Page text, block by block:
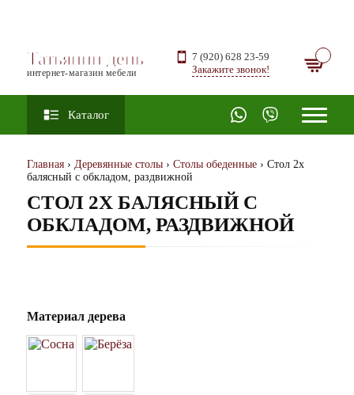
Татьянин день
интернет-магазин мебели
7 (920) 628 23-59
Закажите звонок!
Каталог
Главная › Деревянные столы › Столы обеденные › Стол 2х
балясный с обкладом, раздвижной
СТОЛ 2Х БАЛЯСНЫЙ С
ОБКЛАДОМ, РАЗДВИЖНОЙ
Материал дерева